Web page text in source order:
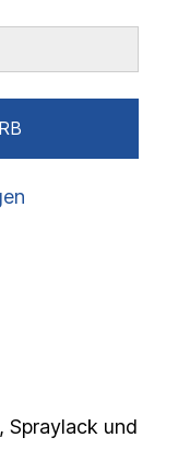
Spraylack und